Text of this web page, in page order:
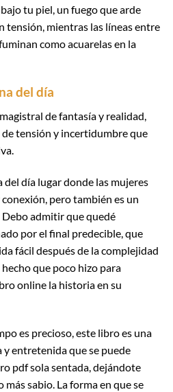
tu piel, un fuego que arde
tensión, mientras las líneas entre
como acuarelas en la
del día
de fantasía y realidad,
de tensión y incertidumbre que
del día lugar donde las mujeres
pero también es un
admitir que quedé
por el final predecible, que
fácil después de la complejidad
que poco hizo para
online​ la historia en su
es precioso, este libro es una
entretenida que se puede
pdf sola sentada, dejándote
sabio. La forma en que se